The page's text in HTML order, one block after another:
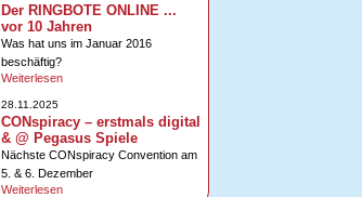
Der RINGBOTE ONLINE ...
vor 10 Jahren
Was hat uns im Januar 2016
beschäftig?
Weiterlesen
28.11.2025
CONspiracy – erstmals digital
& @ Pegasus Spiele
Nächste CONspiracy Convention am
5. & 6. Dezember
Weiterlesen